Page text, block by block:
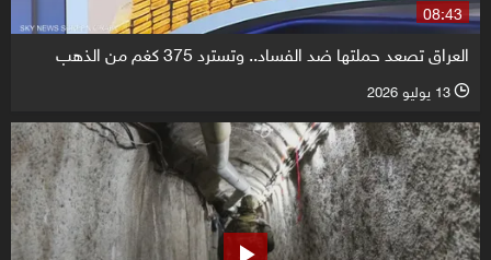
08:43
العراق تصعد حملتها ضد الفساد.. وتسترد 375 كغم من الذهب
l 13 يوليو 2026